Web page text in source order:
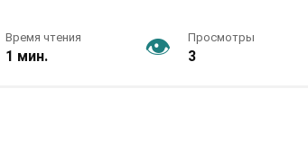
Время чтения
1 мин.
Просмотры
3